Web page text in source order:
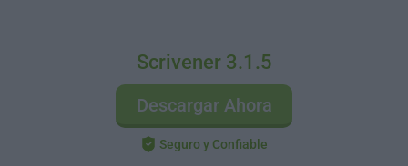
Scrivener 3.1.5
Descargar Ahora
Seguro y Confiable